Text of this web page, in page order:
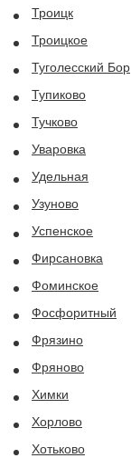
Троицк
Троицкое
Туголесский Бор
Тупиково
Тучково
Уваровка
Удельная
Узуново
Успенское
Фирсановка
Фоминское
Фосфоритный
Фрязино
Фряново
Химки
Хорлово
Хотьково